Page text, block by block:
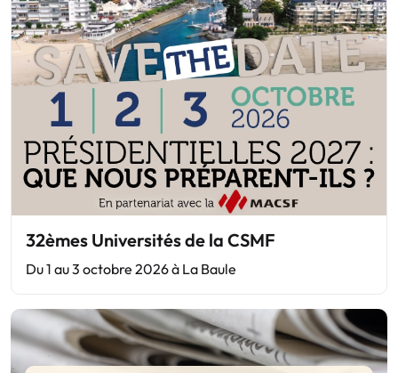
32èmes Universités de la CSMF
Du 1 au 3 octobre 2026 à La Baule